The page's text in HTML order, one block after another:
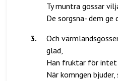
Ty muntra gossar
3.
Och
glad,
Han fruktar för intet
När komngen